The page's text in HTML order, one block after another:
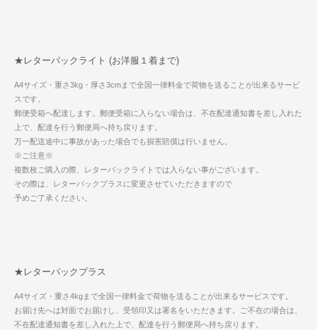
★レターパックライト (お洋服１着まで)
A4サイズ・重さ3kg・厚さ3cmまで全国一律料金で荷物を送ることが出来るサービ
スです。
郵便受箱へ配達します。郵便受箱に入らない場合は、不在配達通知書を差し入れた
上で、配達を行う郵便局へ持ち戻ります。
万一配送途中に事故があった場合でも損害賠償は行いません。
※ご注意※
複数枚ご購入の際、レターパックライトでは入らない事がございます。
その際は、レターパックプラスに変更させていただきますので
予めご了承ください。
★レターパックプラス
A4サイズ・重さ4kgまで全国一律料金で荷物を送ることが出来るサービスです。
お届け先へは対面でお届けし、受領印又は署名をいただきます。ご不在の場合は、
不在配達通知書を差し入れた上で、配達を行う郵便局へ持ち戻ります。